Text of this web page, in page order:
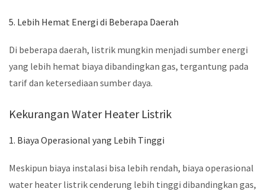
5. Lebih Hemat Energi di Beberapa Daerah
Di beberapa daerah, listrik mungkin menjadi sumber energi
yang lebih hemat biaya dibandingkan gas, tergantung pada
tarif dan ketersediaan sumber daya.
Kekurangan Water Heater Listrik
1. Biaya Operasional yang Lebih Tinggi
Meskipun biaya instalasi bisa lebih rendah, biaya operasional
water heater listrik cenderung lebih tinggi dibandingkan gas,